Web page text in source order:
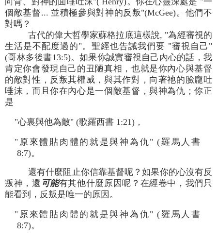
個敵基督... 並積極參與對神的反叛"(McGee)。他們不
對嗎？
古代的偉大哲學家蘇格拉底這樣說, "為經審視的
生活是不配度過的"。聖經也告誡我們要 "審視自己"
(哥林多後書13:5)。如果你誠實審視自己內心的話，我
肯定你會發現自己的丑陋真相，也就是你內心與基督
的敵對性，反叛其權威，與其作對，向著祂的臉龐吐
唾沫，而且你在內心是一個敵基督，與神為仇；你正
是
"心裏與他為敵" (歌羅西書 1:21)，
"原來體貼肉體的就是與神為仇" (羅馬人書
8:7)。
還有什麼阻止你信靠基督呢？如果你的心沒有反
叛神，還 可能有其他什麼原因呢？在經卷中，我們只
能看到，反叛是唯一的原因。
"原來體貼肉體的就是與神為仇" (羅馬人書
8:7)。